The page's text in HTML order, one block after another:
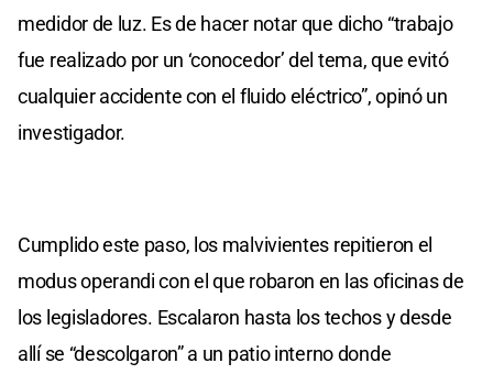
medidor de luz. Es de hacer notar que dicho “trabajo
fue realizado por un ‘conocedor’ del tema, que evitó
cualquier accidente con el fluido eléctrico”, opinó un
investigador.
Cumplido este paso, los malvivientes repitieron el
modus operandi con el que robaron en las oficinas de
los legisladores. Escalaron hasta los techos y desde
allí se “descolgaron” a un patio interno donde